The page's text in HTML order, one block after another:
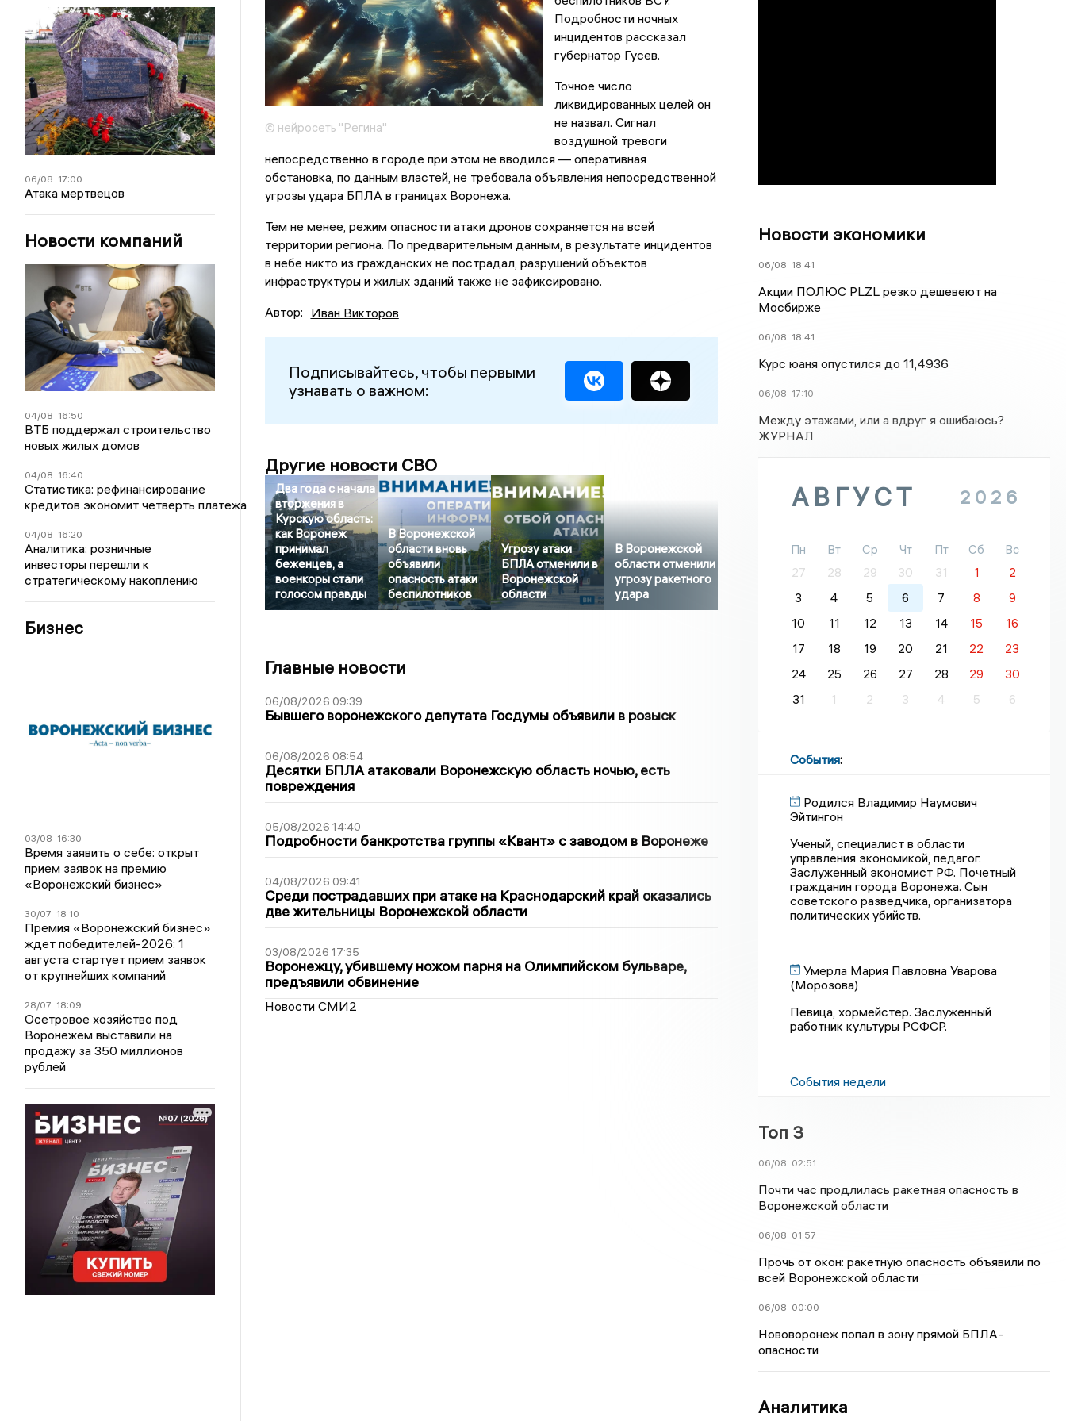
06/08 17:00
Атака мертвецов
Новости компаний
04/08 16:50
ВТБ поддержал строительство
новых жилых домов
04/08 16:40
Статистика: рефинансирование
кредитов экономит четверть платежа
04/08 16:20
Аналитика: розничные
инвесторы перешли к
стратегическому накоплению
Бизнес
03/08 16:30
Время заявить о себе: открыт
прием заявок на премию
«Воронежский бизнес»
30/07 18:10
Премия «Воронежский бизнес»
ждет победителей-2026: 1
августа стартует прием заявок
от крупнейших компаний
28/07 18:09
Осетровое хозяйство под
Воронежем выставили на
продажу за 350 миллионов
рублей
© нейросеть "Регина"
Подробности ночных
инцидентов рассказал
губернатор Гусев.
Точное число
ликвидированных целей он
не назвал. Сигнал
воздушной тревоги
непосредственно в городе при этом не вводился — оперативная
обстановка, по данным властей, не требовала объявления непосредственной
угрозы удара БПЛА в границах Воронежа.
Тем не менее, режим опасности атаки дронов сохраняется на всей
территории региона. По предварительным данным, в результате инцидентов
в небе никто из гражданских не пострадал, разрушений объектов
инфраструктуры и жилых зданий также не зафиксировано.
Автор: Иван Викторов
Подписывайтесь, чтобы первыми
узнавать о важном:
Другие новости СВО
Два года с начала
вторжения в
Курскую область:
как Воронеж
принимал
беженцев, а
военкоры стали
голосом правды
В Воронежской
области вновь
объявили
опасность атаки
беспилотников
Угрозу атаки
БПЛА отменили в
Воронежской
области
В Воронежской
области отменили
угрозу ракетного
удара
Главные новости
06/08/2026 09:39
Бывшего воронежского депутата Госдумы объявили в розыск
06/08/2026 08:54
Десятки БПЛА атаковали Воронежскую область ночью, есть
повреждения
05/08/2026 14:40
Подробности банкротства группы «Квант» с заводом в Воронеже
04/08/2026 09:41
Среди пострадавших при атаке на Краснодарский край оказались
две жительницы Воронежской области
03/08/2026 17:35
Воронежцу, убившему ножом парня на Олимпийском бульваре,
предъявили обвинение
Новости СМИ2
Новости экономики
06/08 18:41
Акции ПОЛЮС PLZL резко дешевеют на
Мосбирже
06/08 18:41
Курс юаня опустился до 11,4936
06/08 17:10
Между этажами, или а вдруг я ошибаюсь?
ЖУРНАЛ
АВГУСТ 2026
Пн Вт Ср Чт Пт Сб
Вс
27
28 29 30 31 1
2
3
4 5 6 7 8
9
10
11 12 13 14 15
16
17
18 19 20 21 22
23
24
25 26 27 28 29
30
31
1 2 3 4 5 6
События:
Родился Владимир Наумович
Эйтингон
Ученый, специалист в области
управления экономикой, педагог.
Заслуженный экономист РФ. Почетный
гражданин города Воронежа. Сын
советского разведчика, организатора
политических убийств.
Умерла Мария Павловна Уварова
(Морозова)
Певица, хормейстер. Заслуженный
работник культуры РСФСР.
События недели
Топ 3
06/08 02:51
Почти час продлилась ракетная опасность в
Воронежской области
06/08 01:57
Прочь от окон: ракетную опасность объявили по
всей Воронежской области
06/08 00:00
Нововоронеж попал в зону прямой БПЛА-
опасности
Аналитика